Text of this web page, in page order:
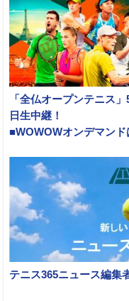
「全仏オープンテニス
日生中継！
■WOWOWオンデマンド
テニス365ニュース編集